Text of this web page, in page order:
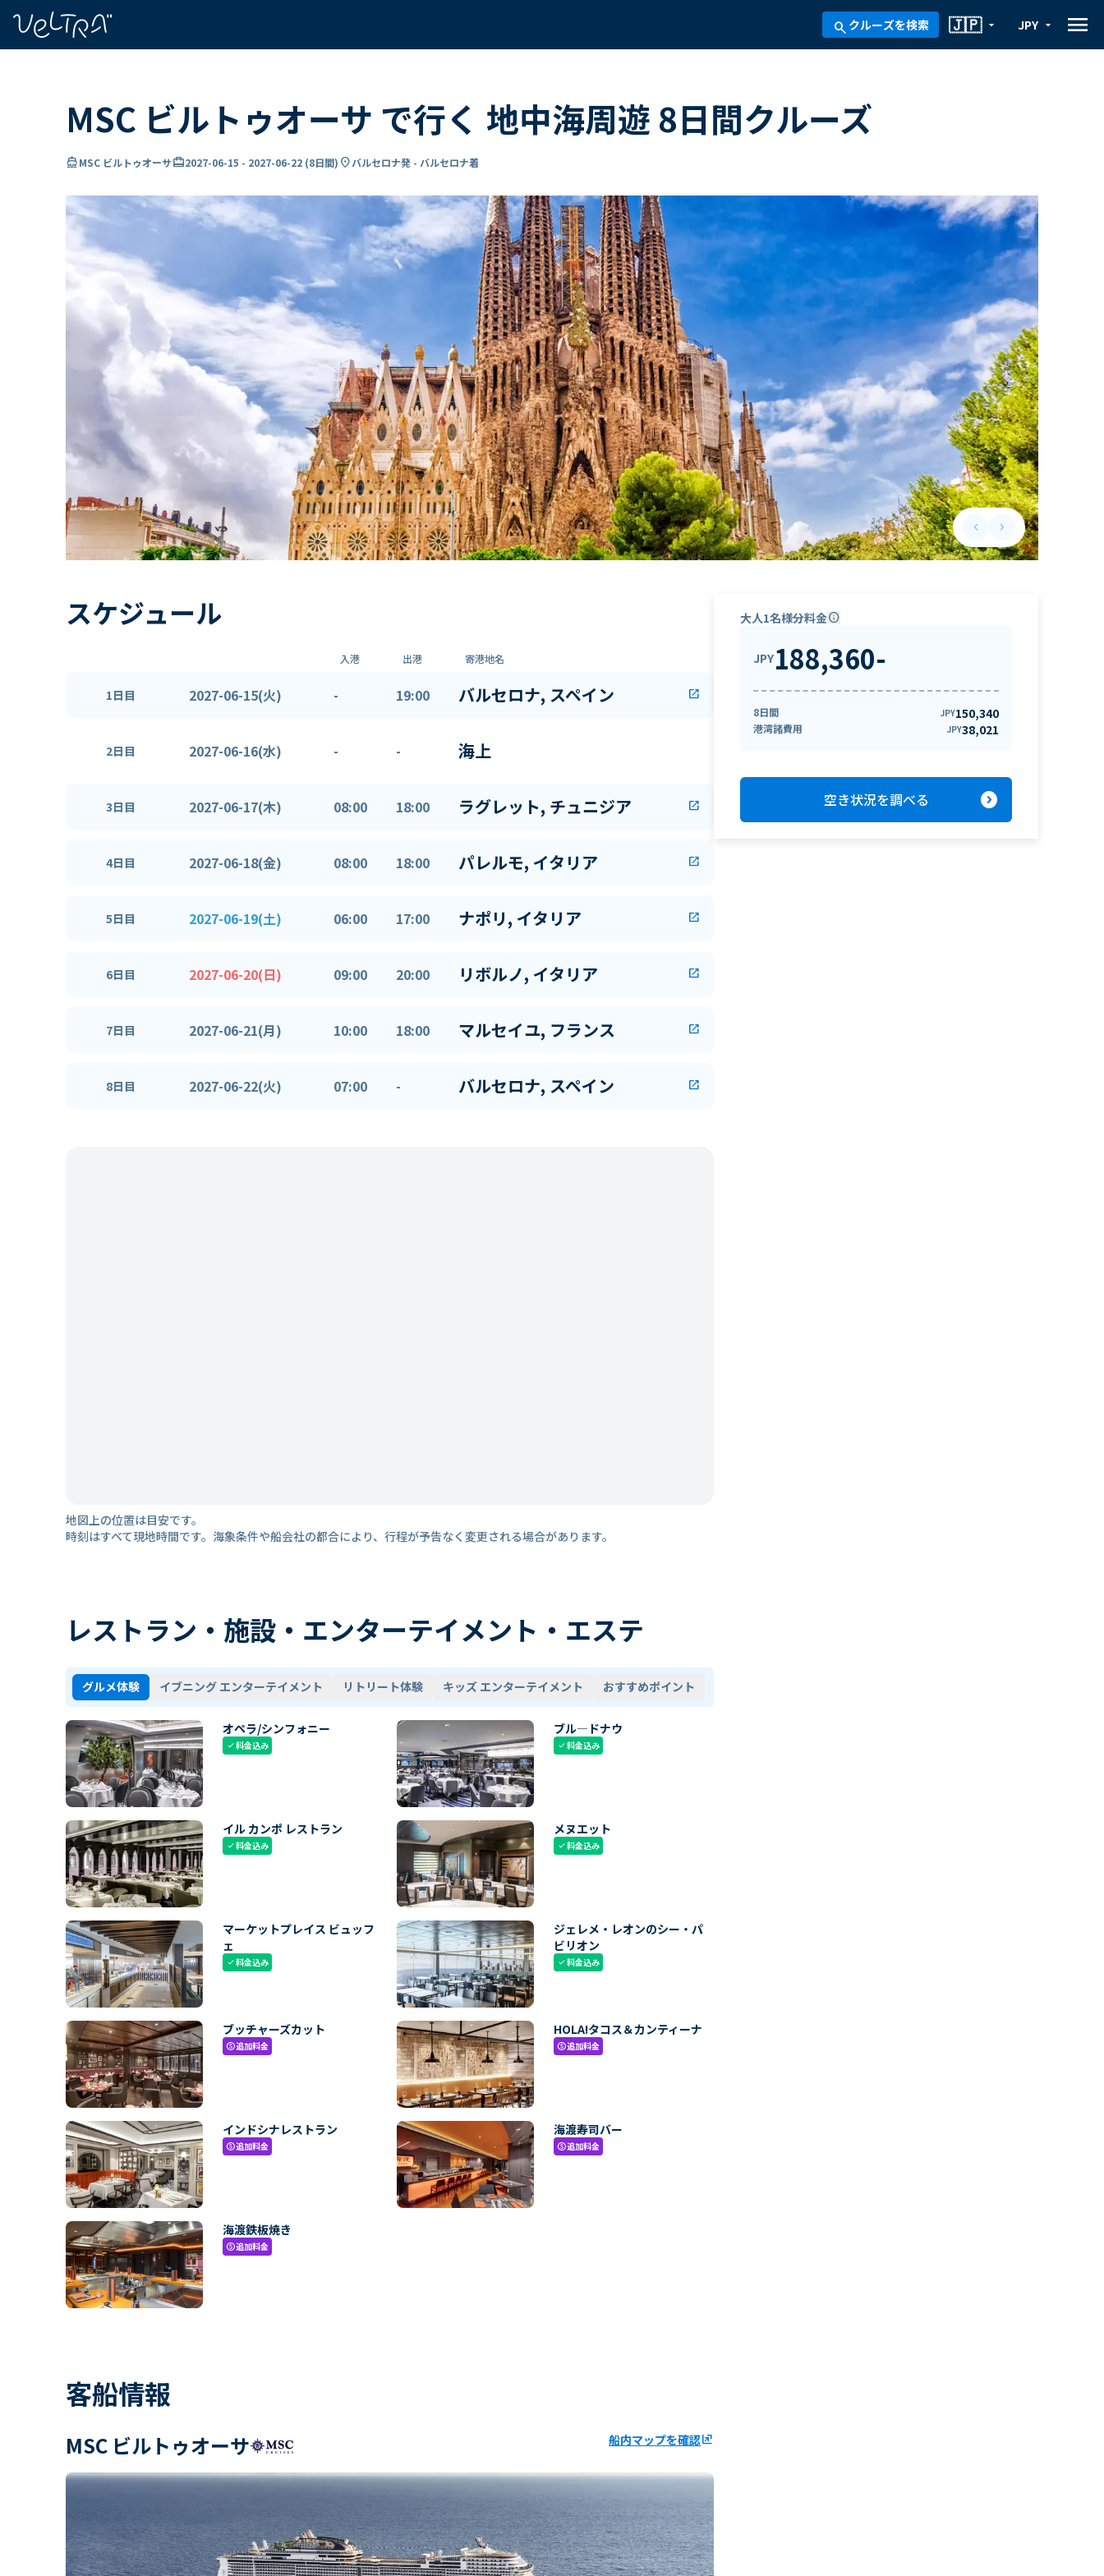
search クルーズを検索 arrow_drop_down
🇯🇵 arrow_drop_down
JPY menu
MSC ビルトゥオーサ で行く 地中海周遊 8日間クルーズ
directions_boatMSC ビルトゥオーサcard_travel2027-06-15 - 2027-06-22 (8日間) location_onバルセロナ発 - バルセロナ着
keyboard_arrow_leftPrevious slide
keyboard_arrow_rightNext slide
スケジュール
入港 出港 寄港地名
1日目 2027-06-15(火) - 19:00 バルセロナ, スペイン open_in_new
2日目 2027-06-16(水) - - 海上
3日目 2027-06-17(木) 08:00 18:00 ラグレット, チュニジア open_in_new
4日目 2027-06-18(金) 08:00 18:00 パレルモ, イタリア open_in_new
5日目 2027-06-19(土) 06:00 17:00 ナポリ, イタリア open_in_new
6日目 2027-06-20(日) 09:00 20:00 リボルノ, イタリア open_in_new
7日目 2027-06-21(月) 10:00 18:00 マルセイユ, フランス open_in_new
8日目 2027-06-22(火) 07:00 - バルセロナ, スペイン open_in_new
地図上の位置は目安です。
時刻はすべて現地時間です。海象条件や船会社の都合により、行程が予告なく変更される場合があります。
レストラン・施設・エンターテイメント・エステ
グルメ体験 イブニング エンターテイメント リトリート体験 キッズ エンターテイメント おすすめポイント
オペラ/シンフォニー
check料金込み
ブル―ドナウ
check料金込み
イル カンポ レストラン
check料金込み
メヌエット
check料金込み
マーケットプレイス ビュッフ
ェ
check料金込み
ジェレメ・レオンのシー・パ
ビリオン
check料金込み
ブッチャーズカット
paid追加料金
HOLA!タコス＆カンティーナ
paid追加料金
インドシナレストラン
paid追加料金
海渡寿司バー
paid追加料金
海渡鉄板焼き
paid追加料金
客船情報
MSC ビルトゥオーサ 船内マップを確認ungroup
大人1名様分料金info
JPY188,360-
8日間 JPY150,340
港湾諸費用 JPY38,021
空き状況を調べる expand_circle_right